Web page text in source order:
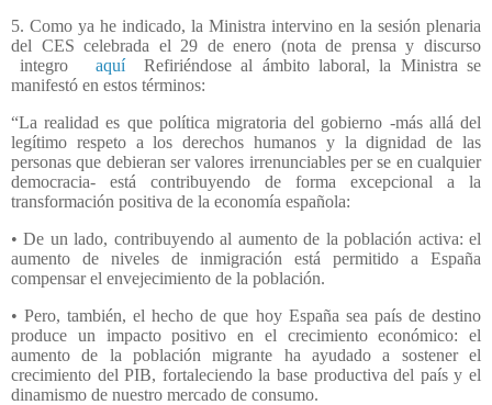
5. Como ya he indicado, la Ministra intervino en la sesión plenaria
del CES celebrada el 29 de enero (nota de prensa y discurso
integro
aquíRefiriéndose al ámbito laboral, la Ministra se
manifestó en estos términos:
“La realidad es que política migratoria del gobierno -más allá del
legítimo respeto a los derechos humanos y la dignidad de las
personas que debieran ser valores irrenunciables per se en cualquier
democracia- está contribuyendo de forma excepcional a la
transformación positiva de la economía española:
• De un lado, contribuyendo al aumento de la población activa: el
aumento de niveles de inmigración está permitido a España
compensar el envejecimiento de la población.
• Pero, también, el hecho de que hoy España sea país de destino
produce un impacto positivo en el crecimiento económico: el
aumento de la población migrante ha ayudado a sostener el
crecimiento del PIB, fortaleciendo la base productiva del país y el
dinamismo de nuestro mercado de consumo.